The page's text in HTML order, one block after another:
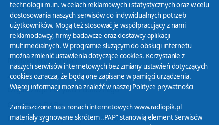
31 01 02 03 04 05 06
Polityka Prywatności
Zasady korzystania z Serwisu
Organizacje Pożytku Publicznego
Cyfryzacja DAB+
Polityka ochrony danych osobowych
technologii m.in. w celach reklamowych i statystycznych oraz w celu
dostosowania naszych serwisów do indywidualnych potrzeb
użytkowników. Mogą też stosować je współpracujący z nami
reklamodawcy, firmy badawcze oraz dostawcy aplikacji
multimedialnych. W programie służącym do obsługi internetu
można zmienić ustawienia dotyczące cookies. Korzystanie z
naszych serwisów internetowych bez zmiany ustawień dotyczących
cookies oznacza, że będą one zapisane w pamięci urządzenia.
Więcej informacji można znaleźć w naszej Polityce prywatności
Zamieszczone na stronach internetowych www.radiopik.pl
materiały sygnowane skrótem „PAP” stanowią element Serwisów